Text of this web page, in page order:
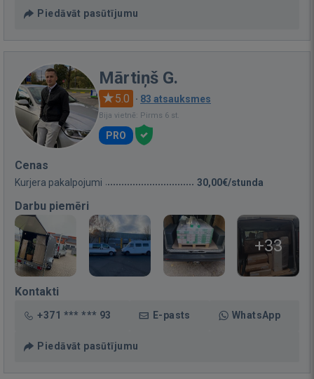
Piedāvāt pasūtījumu
Mārtiņš G.
5.0 · 83 atsauksmes
Bija vietnē: Pirms 6 st.
PRO
Cenas
Kurjera pakalpojumi 30,00€/stunda
Darbu piemēri
+33
Kontakti
+371 *** *** 93 E-pasts WhatsApp
Piedāvāt pasūtījumu